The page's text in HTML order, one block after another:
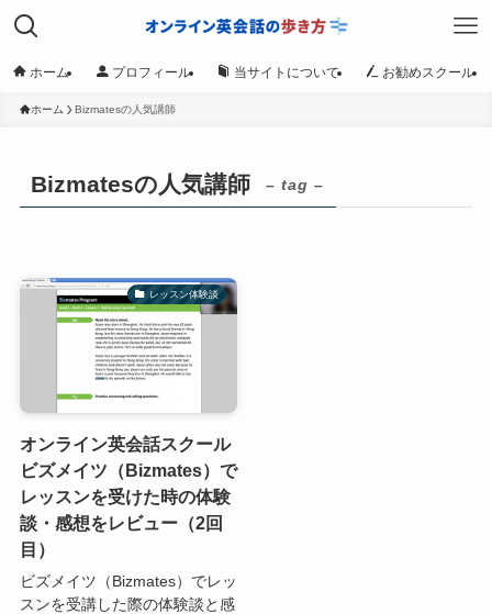
ホーム プロフィール 当サイトについて お勧めスクール
ホーム Bizmatesの人気講師
Bizmatesの人気講師 – tag –
レッスン体験談
オンライン英会話スクール
ビズメイツ（Bizmates）で
レッスンを受けた時の体験
談・感想をレビュー（2回
目）
ビズメイツ（Bizmates）でレッ
スンを受講した際の体験談と感